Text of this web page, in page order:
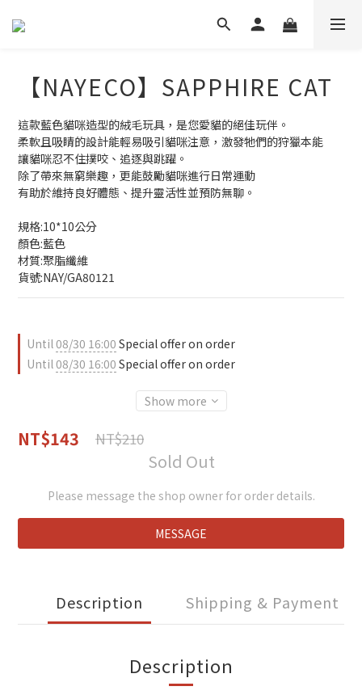
【NAYECO】SAPPHIRE CAT
這款藍色貓咪造型的絨毛玩具，是您愛貓的絕佳玩伴。
柔軟且吸睛的設計能輕易吸引貓咪注意，激發牠們的狩獵本能
讓貓咪忍不住撲咬、追逐與跳躍。
除了帶來無窮樂趣，更能鼓勵貓咪進行日常運動
有助於維持良好體態、提升靈活性並預防無聊。
規格:10*10公分
顏色:藍色
材質:聚脂纖維
貨號:NAY/GA80121
Until08/30 16:00 Special offer on order
Until08/30 16:00 Special offer on order
Show more
NT$143 NT$210
Sold Out
Please message the shop owner for order details.
MESSAGE
Description Shipping & Payment
Description